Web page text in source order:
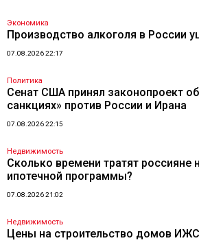
Экономика
Производство алкоголя в России
07.08.2026 22:17
Политика
Сенат США принял законопроект
санкциях» против России и Ирана
07.08.2026 22:15
Недвижимость
Сколько времени тратят россияне
ипотечной программы?
07.08.2026 21:02
Недвижимость
Цены на строительство домов